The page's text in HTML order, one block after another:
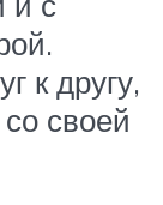
к другу,
своей